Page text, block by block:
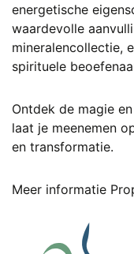
energetische
waardevolle
mineralencollectie,
spirituele
Ontdek de magie
laat je meenemen
en transformatie.
Meer informatie